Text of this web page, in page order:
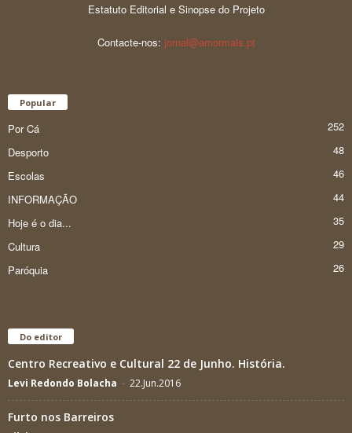
Estatuto Editorial e Sinopse do Projeto
Contacte-nos: jornal@amormais.pt
Popular
Por Cá
252
Desporto
48
Escolas
46
INFORMAÇÃO
44
Hoje é o dia...
35
Cultura
29
Paróquia
26
Do editor
Centro Recreativo e Cultural 22 de Junho. História.
Levi Redondo Bolacha - 22.Jun.2016
Furto nos Barreiros